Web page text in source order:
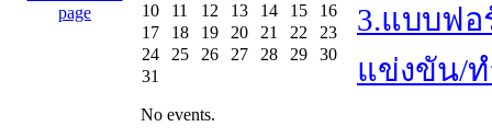
10
11 12 13 14 15
16
17
18 19 20 21 22
23
24
25 26 27 28 29
30
31
No events.
3.แบบฟอ
แข่งขัน/